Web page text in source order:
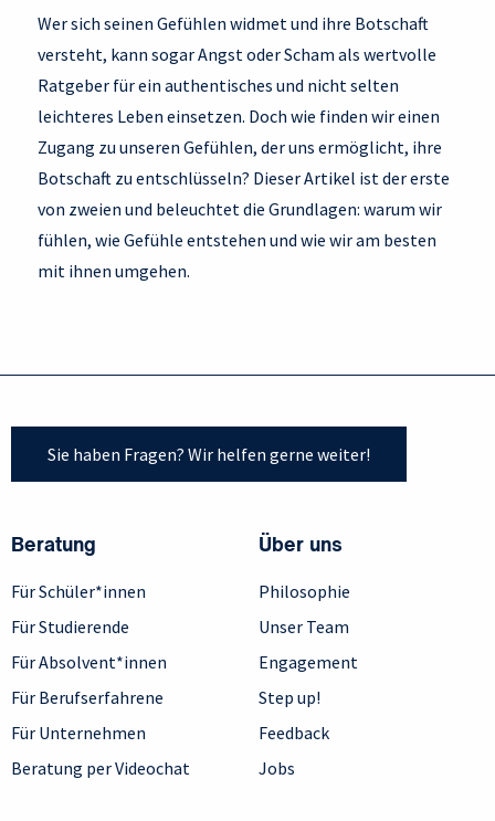
Wer sich seinen Gefühlen widmet und ihre Botschaft
versteht, kann sogar Angst oder Scham als wertvolle
Ratgeber für ein authentisches und nicht selten
leichteres Leben einsetzen. Doch wie finden wir einen
Zugang zu unseren Gefühlen, der uns ermöglicht, ihre
Botschaft zu entschlüsseln? Dieser Artikel ist der erste
von zweien und beleuchtet die Grundlagen: warum wir
fühlen, wie Gefühle entstehen und wie wir am besten
mit ihnen umgehen.
Sie haben Fragen? Wir helfen gerne weiter!
Beratung
Für Schüler*innen
Für Studierende
Für Absolvent*innen
Für Berufserfahrene
Für Unternehmen
Beratung per Videochat
Über uns
Philosophie
Unser Team
Engagement
Step up!
Feedback
Jobs